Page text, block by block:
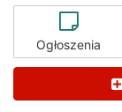
Ogłoszenia